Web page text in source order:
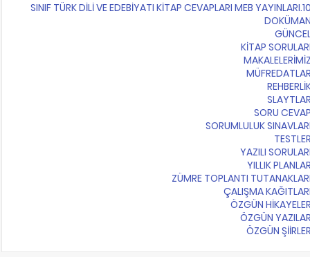
10.SINIF TÜRK DİLİ VE EDEBİYATI KİTAP
KİTAP
SORU
SORUMLULUK
YAZILI
YILLIK
ZÜMRE TOPLANTI
ÇALIŞMA
ÖZGÜN
ÖZGÜN
ÖZGÜN